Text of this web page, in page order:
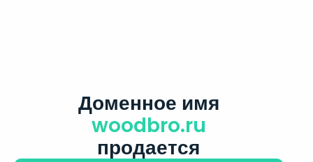
Доменное имя
woodbro.ru
продается